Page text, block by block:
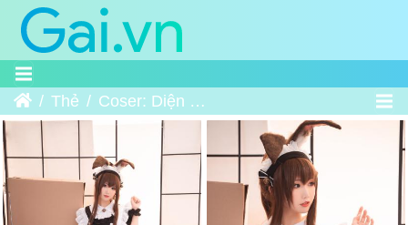
Trang chủ
Thẻ Coser: Diện Bính Tiên Nhi